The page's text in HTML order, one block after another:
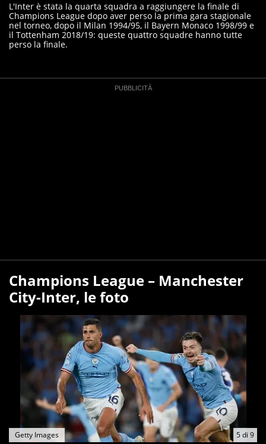
L'Inter è stata la quarta squadra a raggiungere la finale di
Champions League dopo aver perso la prima gara stagionale
nel torneo, dopo il Milan 1994/95, il Bayern Monaco 1998/99 e
il Tottenham 2018/19: queste quattro squadre hanno tutte
perso la finale.
Champions League – Manchester
City-Inter, le foto
5di 9
Getty Images